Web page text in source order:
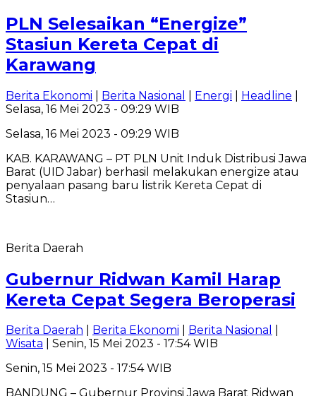
PLN Selesaikan “Energize”
Stasiun Kereta Cepat di
Karawang
Berita Ekonomi Berita Nasional Energi Headline
Selasa, 16 Mei 2023 - 09:29 WIB
Selasa, 16 Mei 2023 - 09:29 WIB
KAB. KARAWANG – PT PLN Unit Induk Distribusi Jawa
Barat (UID Jabar) berhasil melakukan energize atau
penyalaan pasang baru listrik Kereta Cepat di
Stasiun…
Berita Daerah
Gubernur Ridwan Kamil Harap
Kereta Cepat Segera Beroperasi
Berita Daerah Berita Ekonomi Berita Nasional
Wisata | Senin, 15 Mei 2023 - 17:54 WIB
Senin, 15 Mei 2023 - 17:54 WIB
BANDUNG – Gubernur Provinsi Jawa Barat Ridwan